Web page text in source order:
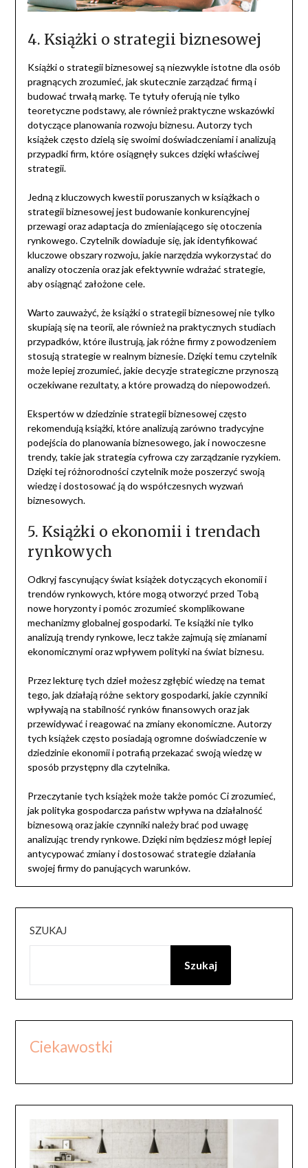
4. Książki o strategii biznesowej
Książki o strategii biznesowej są niezwykle istotne dla osób
pragnących zrozumieć, jak skutecznie zarządzać firmą i
budować trwałą markę. Te tytuły oferują nie tylko
teoretyczne podstawy, ale również praktyczne wskazówki
dotyczące planowania rozwoju biznesu. Autorzy tych
książek często dzielą się swoimi doświadczeniami i analizują
przypadki firm, które osiągnęły sukces dzięki właściwej
strategii.
Jedną z kluczowych kwestii poruszanych w książkach o
strategii biznesowej jest budowanie konkurencyjnej
przewagi oraz adaptacja do zmieniającego się otoczenia
rynkowego. Czytelnik dowiaduje się, jak identyfikować
kluczowe obszary rozwoju, jakie narzędzia wykorzystać do
analizy otoczenia oraz jak efektywnie wdrażać strategie,
aby osiągnąć założone cele.
Warto zauważyć, że książki o strategii biznesowej nie tylko
skupiają się na teorii, ale również na praktycznych studiach
przypadków, które ilustrują, jak różne firmy z powodzeniem
stosują strategie w realnym biznesie. Dzięki temu czytelnik
może lepiej zrozumieć, jakie decyzje strategiczne przynoszą
oczekiwane rezultaty, a które prowadzą do niepowodzeń.
Ekspertów w dziedzinie strategii biznesowej często
rekomendują książki, które analizują zarówno tradycyjne
podejścia do planowania biznesowego, jak i nowoczesne
trendy, takie jak strategia cyfrowa czy zarządzanie ryzykiem.
Dzięki tej różnorodności czytelnik może poszerzyć swoją
wiedzę i dostosować ją do współczesnych wyzwań
biznesowych.
5. Książki o ekonomii i trendach
rynkowych
Odkryj fascynujący świat książek dotyczących ekonomii i
trendów rynkowych, które mogą otworzyć przed Tobą
nowe horyzonty i pomóc zrozumieć skomplikowane
mechanizmy globalnej gospodarki. Te książki nie tylko
analizują trendy rynkowe, lecz także zajmują się zmianami
ekonomicznymi oraz wpływem polityki na świat biznesu.
Przez lekturę tych dzieł możesz zgłębić wiedzę na temat
tego, jak działają różne sektory gospodarki, jakie czynniki
wpływają na stabilność rynków finansowych oraz jak
przewidywać i reagować na zmiany ekonomiczne. Autorzy
tych książek często posiadają ogromne doświadczenie w
dziedzinie ekonomii i potrafią przekazać swoją wiedzę w
sposób przystępny dla czytelnika.
Przeczytanie tych książek może także pomóc Ci zrozumieć,
jak polityka gospodarcza państw wpływa na działalność
biznesową oraz jakie czynniki należy brać pod uwagę
analizując trendy rynkowe. Dzięki nim będziesz mógł lepiej
antycypować zmiany i dostosować strategie działania
swojej firmy do panujących warunków.
SZUKAJ
Szukaj
Ciekawostki